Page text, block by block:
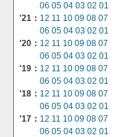
06 05 04 03 02 01
'21： 12 11 10 09 08 07
06 05 04 03 02 01
'20： 12 11 10 09 08 07
06 05 04 03 02 01
'19： 12 11 10 09 08 07
06 05 04 03 02 01
'18： 12 11 10 09 08 07
06 05 04 03 02 01
'17： 12 11 10 09 08 07
06 05 04 03 02 01